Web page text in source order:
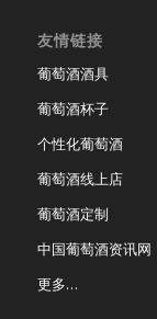
友情链接
葡萄酒酒具
葡萄酒杯子
个性化葡萄酒
葡萄酒线上店
葡萄酒定制
中国葡萄酒资讯网
更多…